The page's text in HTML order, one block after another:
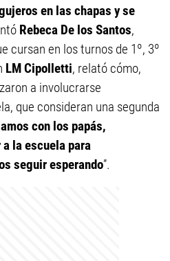
en las chapas y se
Rebeca De los Santos,
cursan en los turnos de 1º, 3º
LM Cipolletti, relató cómo,
a involucrarse
que consideran una segunda
con los papás,
la escuela para
seguir esperando”.